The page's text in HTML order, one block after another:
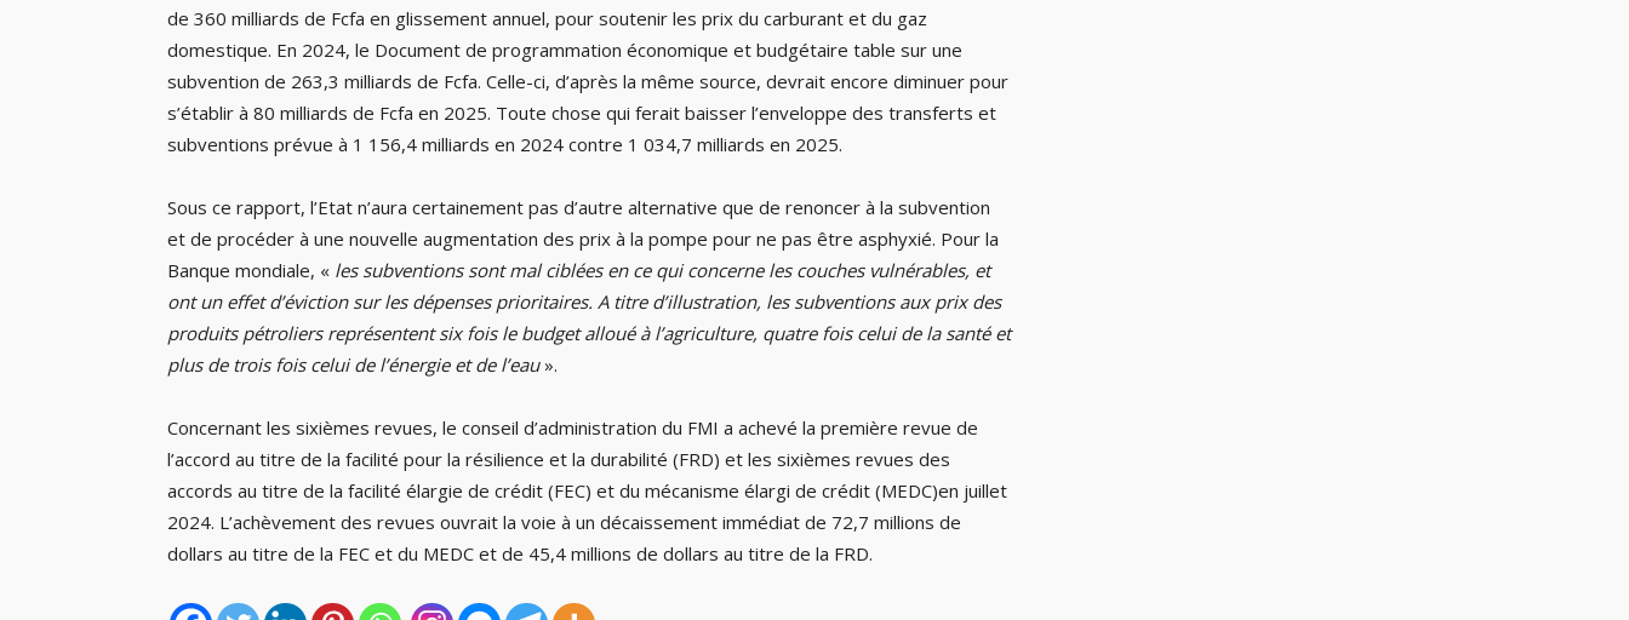
de 360 milliards de Fcfa en glissement annuel, pour soutenir les prix du carburant et du gaz
domestique. En 2024, le Document de programmation économique et budgétaire table sur une
subvention de 263,3 milliards de Fcfa. Celle-ci, d’après la même source, devrait encore diminuer pour
s’établir à 80 milliards de Fcfa en 2025. Toute chose qui ferait baisser l’enveloppe des transferts et
subventions prévue à 1 156,4 milliards en 2024 contre 1 034,7 milliards en 2025.
Sous ce rapport, l’Etat n’aura certainement pas d’autre alternative que de renoncer à la subvention
et de procéder à une nouvelle augmentation des prix à la pompe pour ne pas être asphyxié. Pour la
Banque mondiale, « les subventions sont mal ciblées en ce qui concerne les couches vulnérables, et
ont un effet d’éviction sur les dépenses prioritaires. A titre d’illustration, les subventions aux prix des
produits pétroliers représentent six fois le budget alloué à l’agriculture, quatre fois celui de la santé et
plus de trois fois celui de l’énergie et de l’eau».
Concernant les sixièmes revues, le conseil d’administration du FMI a achevé la première revue de
l’accord au titre de la facilité pour la résilience et la durabilité (FRD) et les sixièmes revues des
accords au titre de la facilité élargie de crédit (FEC) et du mécanisme élargi de crédit (MEDC)en juillet
2024. L’achèvement des revues ouvrait la voie à un décaissement immédiat de 72,7 millions de
dollars au titre de la FEC et du MEDC et de 45,4 millions de dollars au titre de la FRD.